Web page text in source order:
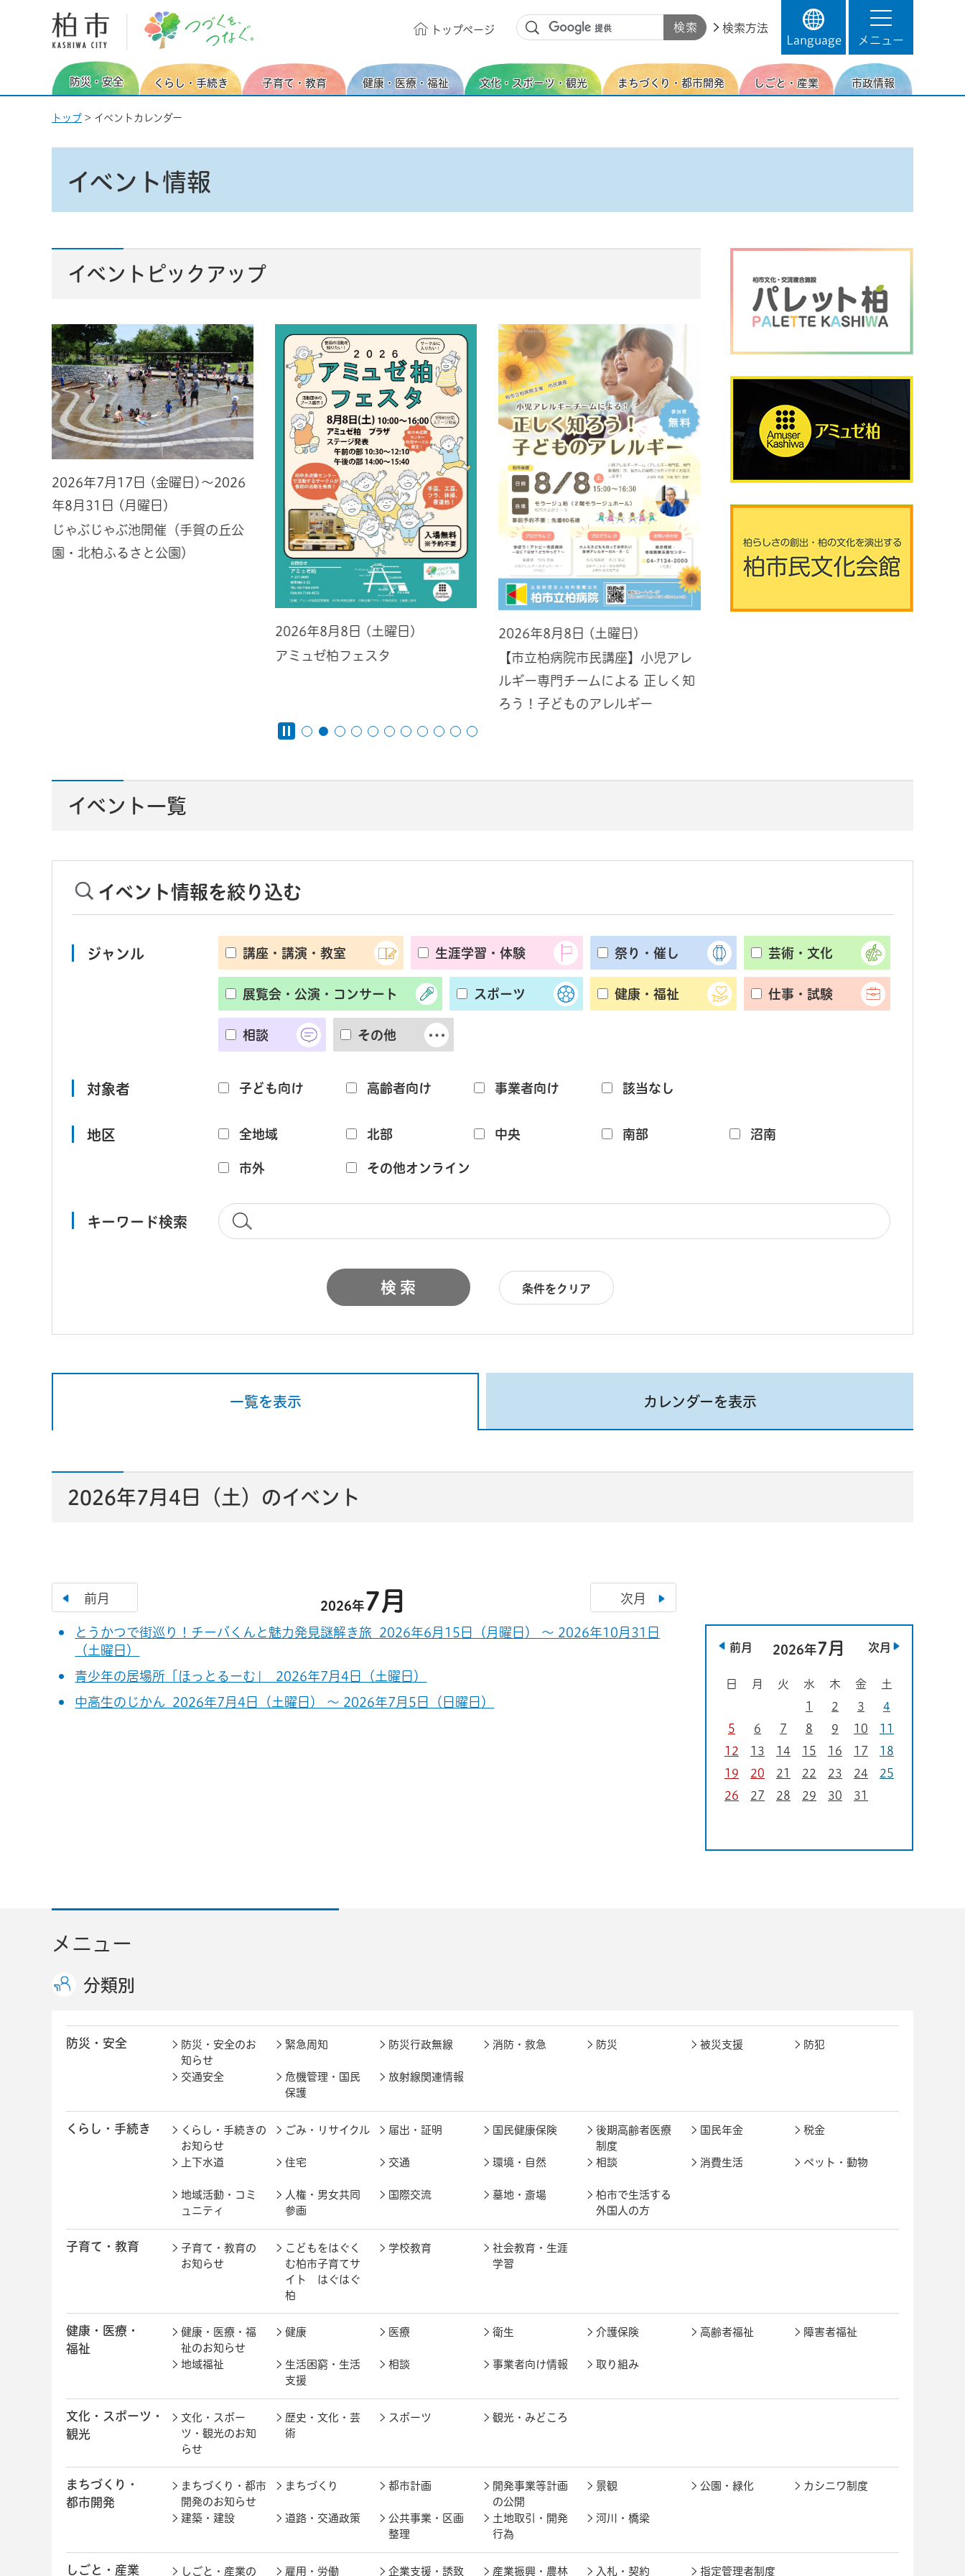
柏市
トップページ
検索方法
Language
メニュー
防災・安全 くらし・手続き 子育て・教育 健康・医療・福祉 文化・スポーツ・観光 まちづくり・都市開発 しごと・産業 市政情報
トップ > イベントカレンダー
イベント情報
イベントピックアップ
2026年7月17日 (金曜日)～2026
年8月31日 (月曜日)
じゃぶじゃぶ池開催（手賀の丘公
園・北柏ふるさと公園）
2026年8月8日 (土曜日)
アミュゼ柏フェスタ
2026年8月8日 (土曜日)
【市立柏病院市民講座】小児アレ
ルギー専門チームによる 正しく知
ろう！子どものアレルギー
イベント一覧
イベント情報を絞り込む
ジャンル 講座・講演・教室 生涯学習・体験 祭り・催し 芸術・文化
展覧会・公演・コンサート スポーツ 健康・福祉 仕事・試験
相談 その他
対象者 子ども向け 高齢者向け 事業者向け 該当なし
地区 全地域 北部 中央 南部 沼南
市外 その他オンライン
キーワード検索
条件をクリア
一覧を表示 カレンダーを表示
2026年7月4日（土）のイベント
前月 2026年7月 次月
日 月 火 水 木 金
土
1
2 3
4
5
6 7 8 9 10
11
12
13 14 15 16 17
18
19
20 21 22 23 24
25
26
27 28 29 30 31
前月
2026年7月 次月
とうかつで街巡り！チーバくんと魅力発見謎解き旅 2026年6月15日（月曜日） ～ 2026年10月31日
（土曜日）
青少年の居場所「ほっとるーむ」 2026年7月4日（土曜日）
中高生のじかん 2026年7月4日（土曜日） ～ 2026年7月5日（日曜日）
メニュー
分類別
防災・安全
防災・安全のお
知らせ
緊急周知 防災行政無線 消防・救急 防災 被災支援 防犯
交通安全
危機管理・国民
保護
放射線関連情報
くらし・手続き
くらし・手続きの
お知らせ
ごみ・リサイクル 届出・証明 国民健康保険
後期高齢者医療
制度
国民年金 税金
上下水道 住宅 交通 環境・自然 相談 消費生活 ペット・動物
地域活動・コミ
ュニティ
人権・男女共同
参画
国際交流 墓地・斎場
柏市で生活する
外国人の方
子育て・教育
子育て・教育の
お知らせ
こどもをはぐく
む柏市子育てサ
イト はぐはぐ
柏
学校教育
社会教育・生涯
学習
健康・医療・
福祉
健康・医療・福
祉のお知らせ
健康 医療 衛生 介護保険 高齢者福祉 障害者福祉
地域福祉
生活困窮・生活
支援
相談 事業者向け情報 取り組み
文化・スポーツ・
観光
文化・スポー
ツ・観光のお知
らせ
歴史・文化・芸
術
スポーツ 観光・みどころ
まちづくり・
都市開発
まちづくり・都市
開発のお知らせ
まちづくり 都市計画
開発事業等計画
の公開
景観 公園・緑化 カシニワ制度
建築・建設 道路・交通政策
公共事業・区画
整理
土地取引・開発
行為
河川・橋梁
しごと・産業 しごと・産業の 雇用・労働 企業支援・誘致 産業振興・農林 入札・契約 指定管理者制度